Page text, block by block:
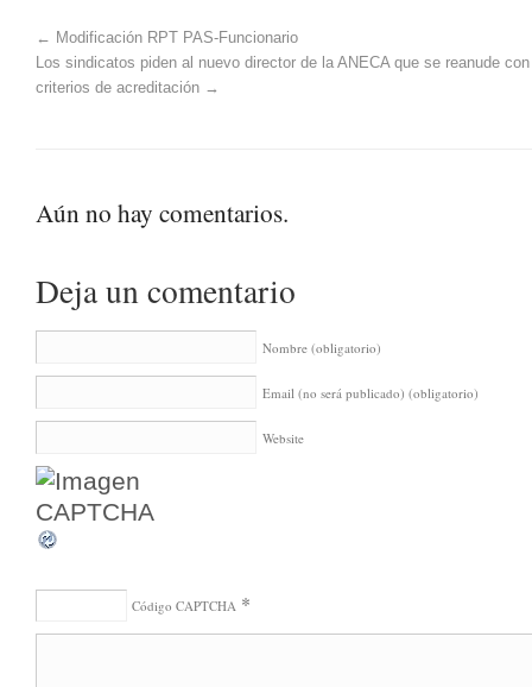
← Modificación RPT PAS-Funcionario
Los sindicatos piden al nuevo director de la ANECA que se reanude
criterios de acreditación →
Aún no hay comentarios.
Deja un comentario
Nombre (obligatorio)
Email (no será publicado) (obligatorio)
Website
Código CAPTCHA *